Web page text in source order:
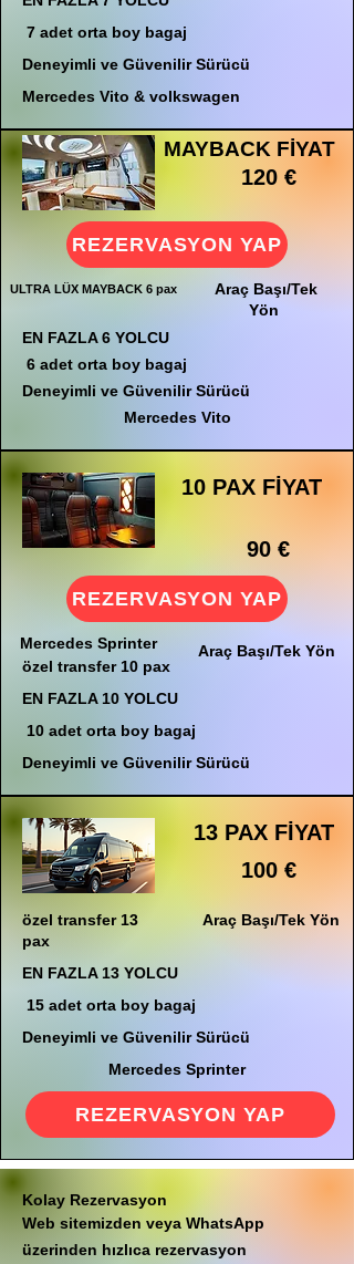
7 adet orta boy bagaj
Deneyimli ve Güvenilir Sürücü
Mercedes Vito & volkswagen
MAYBACK FİYAT
120 €
REZERVASYON YAP
ULTRA LÜX MAYBACK 6 pax
Araç Başı/Tek
Yön
EN FAZLA 6 YOLCU
6 adet orta boy bagaj
Deneyimli ve Güvenilir Sürücü
Mercedes Vito
10 PAX FİYAT
90 €
REZERVASYON YAP
Mercedes Sprinter
özel transfer 10 pax
Araç Başı/Tek Yön
EN FAZLA 10 YOLCU
10 adet orta boy bagaj
Deneyimli ve Güvenilir Sürücü
özel transfer 13
pax
13 PAX FİYAT
100 €
Araç Başı/Tek Yön
EN FAZLA 13 YOLCU
15 adet orta boy bagaj
Deneyimli ve Güvenilir Sürücü
Mercedes Sprinter
REZERVASYON YAP
Kolay Rezervasyon
Web sitemizden veya WhatsApp
üzerinden hızlıca rezervasyon